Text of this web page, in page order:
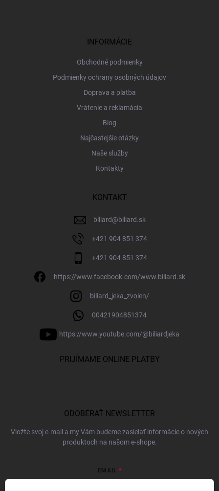
INFORMÁCIE
Obchodné podmienky
Podmienky ochrany osobných údajov
Doprava a platba
Vrátenie a reklamácia
Blog
Najčastejšie otázky
Naše služby
Kontakty
KONTAKT
biliard@biliard.sk
+421 904 851 374
+421 904 851 374
https://www.facebook.com/www.biliard.sk
biliard_jeka_zvolen/
00421904851374
https://www.youtube.com/@biliardjeka
PRIJÍMAME ONLINE PLATBY
ODOBERAŤ NEWSLETTER
Vložte svoj e-mail a my Vám budeme zasielať informácie o nových
produktoch na našom e-shope.
EMAIL